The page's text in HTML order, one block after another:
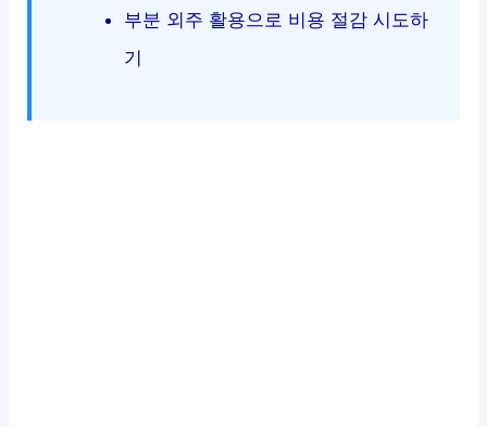
부분 외주 활용으로 비용 절감 시도하
기